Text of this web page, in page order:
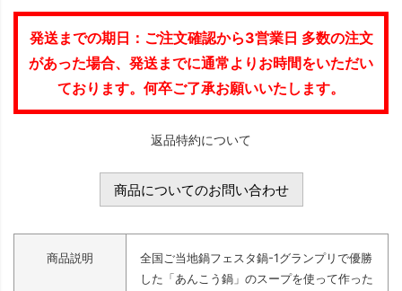
発送までの期日：ご注文確認から3営業日 多数の注文
があった場合、発送までに通常よりお時間をいただい
ております。何卒ご了承お願いいたします。
返品特約について
商品についてのお問い合わせ
商品説明
全国ご当地鍋フェスタ鍋-1グランプリで優勝
した「あんこう鍋」のスープを使って作った